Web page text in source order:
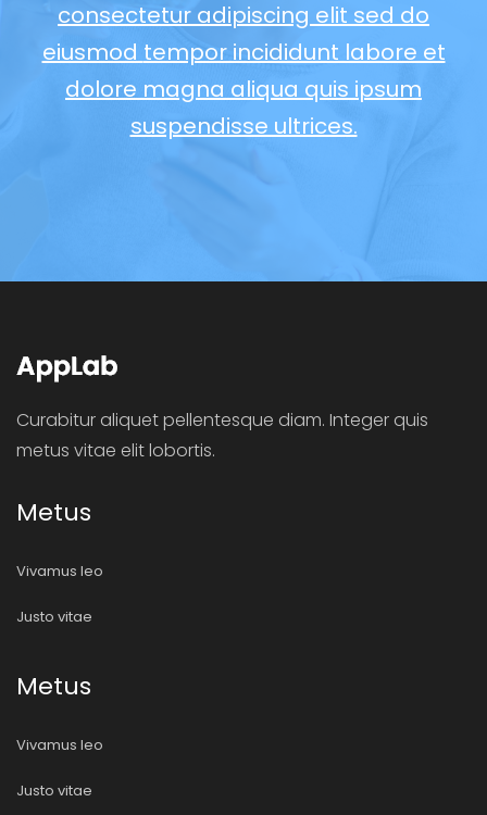
consectetur adipiscing elit sed do
eiusmod tempor incididunt labore et
dolore magna aliqua quis ipsum
suspendisse ultrices.
Curabitur aliquet pellentesque diam. Integer quis
metus vitae elit lobortis.
Metus
Vivamus leo
Justo vitae
Metus
Vivamus leo
Justo vitae